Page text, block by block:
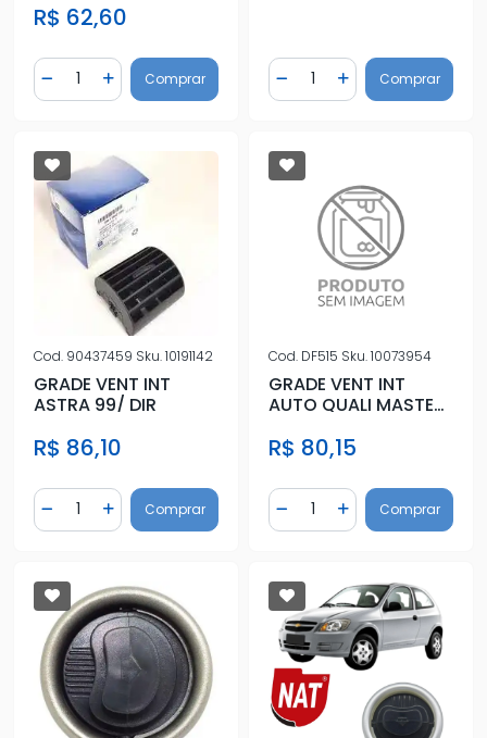
R$ 62,60
Diminuir Quantidade
Quantidade
Adicionar Quantidade
Comprar Diminuir Quantidade
Quantidade
AdicionarComprar
Cod. 90437459 Sku.10191142
GRADE VENT INT
ASTRA 99/ DIR
R$ 86,10
Diminuir Quantidade
Quantidade
Adicionar Quantidade
Comprar
Cod. DF515 Sku.10073954
GRADE VENT INT
AUTO QUALI MASTER
R$ 80,15
Diminuir Quantidade
Quantidade
AdicionarComprar